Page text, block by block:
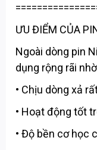
ƯU ĐIỂM CỦA
Ngoài dòng pin
dụng rộng rãi
• Chịu dòng xả
• Hoạt động tốt
• Độ bền cơ học